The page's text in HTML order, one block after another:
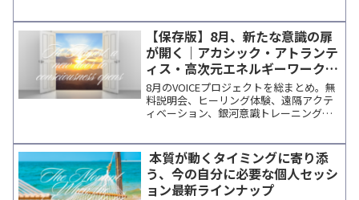
新しい学びとエネルギーに出会えるプロ
ジェクトをご紹介。内なる成長を祝福す
るザンサーのメッセージも掲載していま
す。
【保存版】8月、新たな意識の扉
が開く｜アカシック・アトランテ
ィス・高次元エネルギーワーク特
集
8月のVOICEプロジェクトを総まとめ。無
料説明会、ヒーリング体験、遠隔アクテ
ィベーション、銀河意識トレーニング、
す。
本質が動くタイミングに寄り添
う、今の自分に必要な個人セッシ
ョン最新ラインナップ